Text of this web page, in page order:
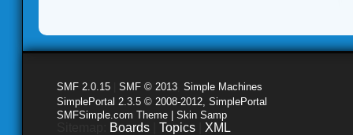
SMF 2.0.15 SMF © 2013 Simple Machines
SimplePortal 2.3.5 © 2008-2012, SimplePortal
SMFSimple.com Theme | Skin Samp
Boards Topics XML